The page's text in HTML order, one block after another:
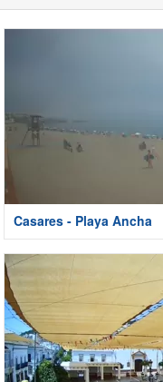
Casares - Playa Ancha